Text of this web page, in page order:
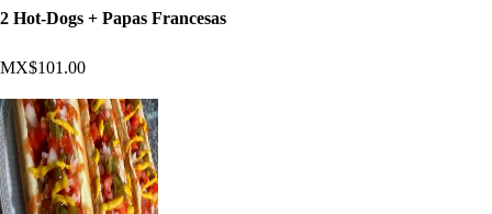
2 Hot-Dogs + Papas Francesas
MX$101.00